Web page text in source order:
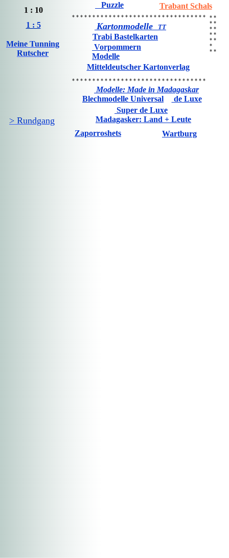
1 : 10
1 : 5
Meine Tunning
Rutscher
Puzzle
Trabant Schals
* * * * * * * * * * * * * * * * * * * * * * * * * * * * * * * * *
Kartonmodelle TT
Trabi Bastelkarten
Vorpommern
Modelle
Mitteldeutscher Kartonverlag
* * * * * * * * * * * * * * * * * * * * * * * * * * * * * * * * *
Modelle: Made in Madagaskar
Blechmodelle Universal
de Luxe
* *
* *
* *
* *
* *
*
* *
Super de Luxe
> Rundgang
Madagasker: Land + Leute
Zaporroshets
Wartburg